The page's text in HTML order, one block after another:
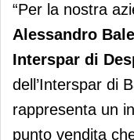
“Per la nostra
Alessandro
Interspar di
dell’Interspar di
rappresenta un
punto vendita